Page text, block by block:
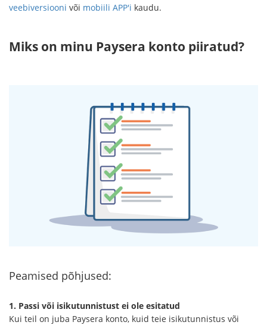
veebiversiooni või mobiili APP'i kaudu.
Miks on minu Paysera konto piiratud?
Peamised põhjused:
1. Passi või isikutunnistust ei ole esitatud
Kui teil on juba Paysera konto, kuid teie isikutunnistus või